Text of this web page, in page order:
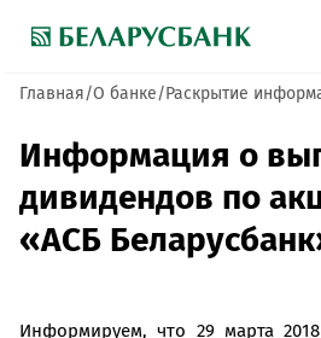
Главная О банке Раскрытие
Информация о
дивидендов по
«АСБ
Информируем, что 29 марта